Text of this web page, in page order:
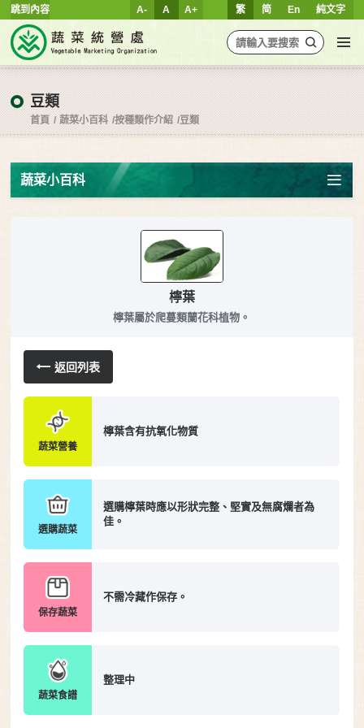
跳到內容 繁 简 En 純文字
A- A A+
豆類
首頁 蔬菜小百科 按種類作介紹 豆類
蔬菜小百科
檸葉
檸葉屬於爬蔓類蘭花科植物。
返回列表
蔬菜營養
檸葉含有抗氧化物質
選購蔬菜
選購檸葉時應以形狀完整、堅實及無腐爛者為
佳。
保存蔬菜
不需冷藏作保存。
蔬菜食譜
整理中